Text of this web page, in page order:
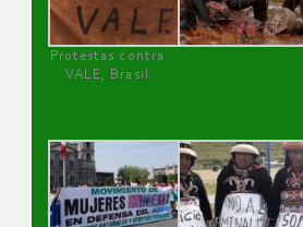
Protestas contra
VALE, Brasil